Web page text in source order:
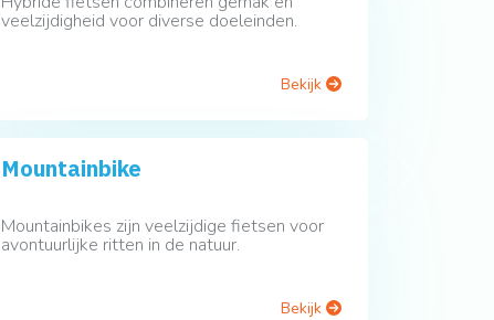
veelzijdigheid voor diverse doeleinden.
Bekijk
Mountainbike
Mountainbikes zijn veelzijdige fietsen voor
avontuurlijke ritten in de natuur.
Bekijk